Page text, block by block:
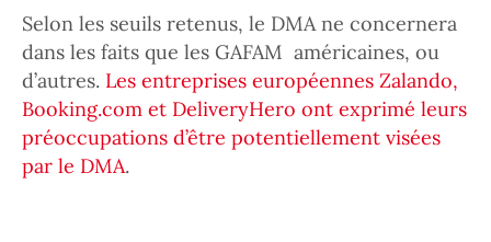
Selon les seuils retenus, le DMA ne concernera
dans les faits que les GAFAM américaines, ou
d’autres. Les entreprises européennes Zalando,
Booking.com et DeliveryHero ont exprimé leurs
préoccupations d’être potentiellement visées
par le DMA.